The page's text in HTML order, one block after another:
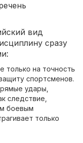
вид
сразу
только на точность
спортсменов.
удары,
следствие,
боевым
только